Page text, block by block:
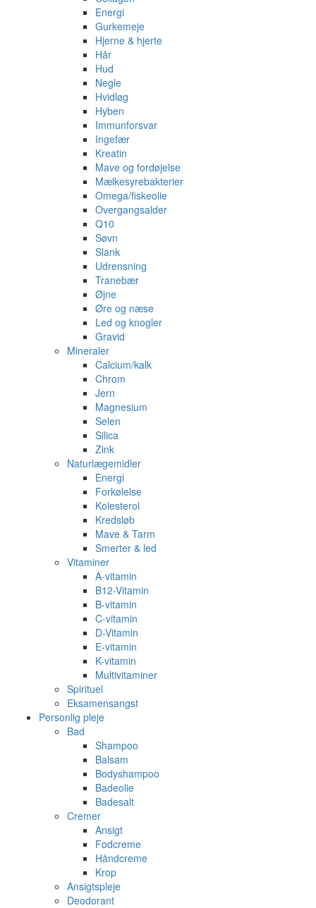
Energi
Gurkemeje
Hjerne & hjerte
Hår
Hud
Negle
Hvidløg
Hyben
Immunforsvar
Ingefær
Kreatin
Mave og fordøjelse
Mælkesyrebakterier
Omega/fiskeolie
Overgangsalder
Q10
Søvn
Slank
Udrensning
Tranebær
Øjne
Øre og næse
Led og knogler
Gravid
Mineraler
Calcium/kalk
Chrom
Jern
Magnesium
Selen
Silica
Zink
Naturlægemidler
Energi
Forkølelse
Kolesterol
Kredsløb
Mave & Tarm
Smerter & led
Vitaminer
A-vitamin
B12-Vitamin
B-vitamin
C-vitamin
D-Vitamin
E-vitamin
K-vitamin
Multivitaminer
Spirituel
Eksamensangst
Personlig pleje
Bad
Shampoo
Balsam
Bodyshampoo
Badeolie
Badesalt
Cremer
Ansigt
Fodcreme
Håndcreme
Krop
Ansigtspleje
Deodorant